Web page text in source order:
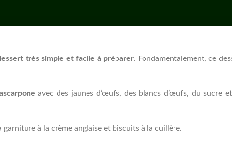
très simple et facile à préparer. Fondamentalement, ce
avec des jaunes d’œufs, des blancs d’œufs, du sucre
garniture à la crème anglaise et biscuits à la cuillère.